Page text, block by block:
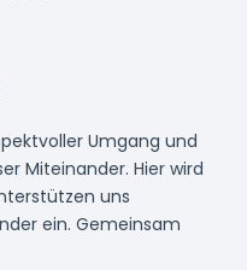
Umgang und
Miteinander. Hier wird
uns
ein. Gemeinsam